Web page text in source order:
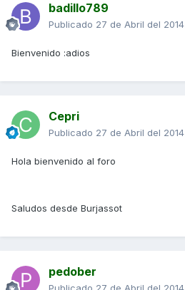
badillo789
Publicado 27 de Abril del 2014
Bienvenido :adios
Cepri
Publicado 27 de Abril del 2014
Hola bienvenido al foro
Saludos desde Burjassot
pedober